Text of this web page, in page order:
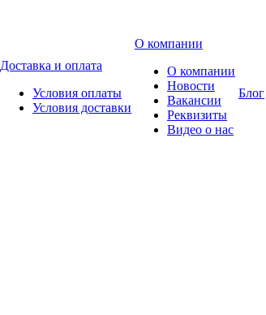
Доставка и оплата
Условия оплаты
Условия доставки
О компании
О компании
Новости
Вакансии
Реквизиты
Видео о нас
Блог